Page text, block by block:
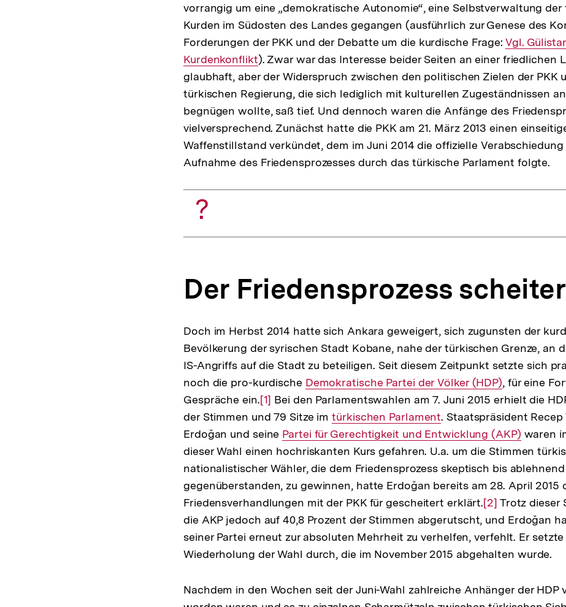
vorrangig um eine „demokratische Autonomie“, eine Selbstverwaltung der
Kurden im Südosten des Landes gegangen (ausführlich zur Genese des
Forderungen der PKK und der Debatte um die kurdische Frage: Interner
Link:
Vgl.
Kurdenkonflikt). Zwar war das Interesse beider Seiten an einer friedlichen
glaubhaft, aber der Widerspruch zwischen den politischen Zielen der PKK
türkischen Regierung, die sich lediglich mit kulturellen Zugeständnissen
begnügen wollte, saß tief. Und dennoch waren die Anfänge des
vielversprechend. Zunächst hatte die PKK am 21. März 2013 einen
Waffenstillstand verkündet, dem im Juni 2014 die offizielle Verabschiedung
Aufnahme des Friedensprozesses durch das türkische Parlament folgte.
Der Friedensprozess
Doch im Herbst 2014 hatte sich Ankara geweigert, sich zugunsten der
Bevölkerung der syrischen Stadt Kobane, nahe der türkischen Grenze, an
IS-Angriffs auf die Stadt zu beteiligen. Seit diesem Zeitpunkt setzte sich
noch die pro-kurdische Interner
Link:
Demokratische Partei der Völker (HDP), für eine
Gespräche ein.Zur
Auflösung
der
Fußnote
[1] Bei den Parlamentswahlen am 7. Juni 2015 erhielt die
der Stimmen und 79 Sitze imInterner
Link:
türkischen Parlament. Staatspräsident Recep
Erdoğan und seine Interner
Link:
Partei für Gerechtigkeit und Entwicklung (AKP) waren
dieser Wahl einen hochriskanten Kurs gefahren. U.a. um die Stimmen
nationalistischer Wähler, die dem Friedensprozess skeptisch bis ablehnend
gegenüberstanden, zu gewinnen, hatte Erdoğan bereits am 28. April 2015
Friedensverhandlungen mit der PKK für gescheitert erklärt.Zur
Auflösung
der
Fußnote
[2] Trotz dieser
die AKP jedoch auf 40,8 Prozent der Stimmen abgerutscht, und Erdoğan
seiner Partei erneut zur absoluten Mehrheit zu verhelfen, verfehlt. Er
Wiederholung der Wahl durch, die im November 2015 abgehalten wurde.
Nachdem in den Wochen seit der Juni-Wahl zahlreiche Anhänger der HDP